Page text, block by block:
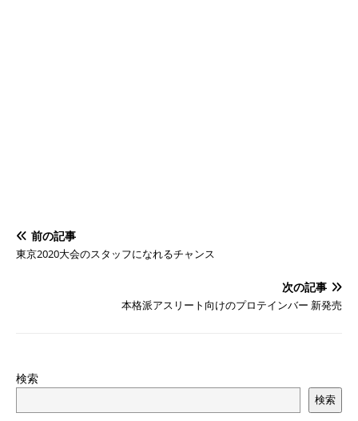
前の記事
東京2020大会のスタッフになれるチャンス
次の記事
本格派アスリート向けのプロテインバー 新発売
検索
検索